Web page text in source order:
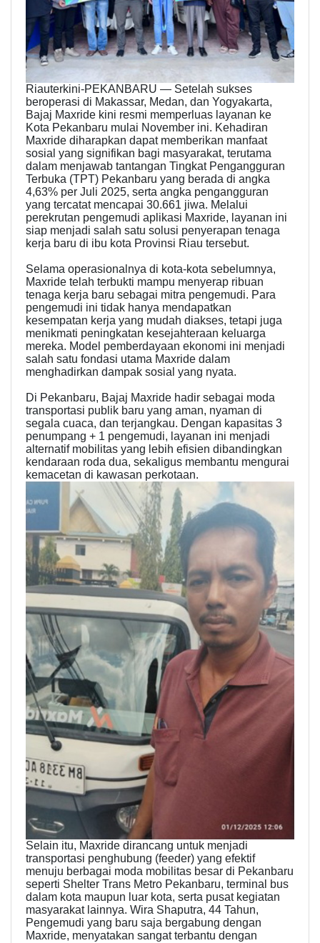
Riauterkini-PEKANBARU — Setelah sukses
beroperasi di Makassar, Medan, dan Yogyakarta,
Bajaj Maxride kini resmi memperluas layanan ke
Kota Pekanbaru mulai November ini. Kehadiran
Maxride diharapkan dapat memberikan manfaat
sosial yang signifikan bagi masyarakat, terutama
dalam menjawab tantangan Tingkat Pengangguran
Terbuka (TPT) Pekanbaru yang berada di angka
4,63% per Juli 2025, serta angka pengangguran
yang tercatat mencapai 30.661 jiwa. Melalui
perekrutan pengemudi aplikasi Maxride, layanan ini
siap menjadi salah satu solusi penyerapan tenaga
kerja baru di ibu kota Provinsi Riau tersebut.
Selama operasionalnya di kota-kota sebelumnya,
Maxride telah terbukti mampu menyerap ribuan
tenaga kerja baru sebagai mitra pengemudi. Para
pengemudi ini tidak hanya mendapatkan
kesempatan kerja yang mudah diakses, tetapi juga
menikmati peningkatan kesejahteraan keluarga
mereka. Model pemberdayaan ekonomi ini menjadi
salah satu fondasi utama Maxride dalam
menghadirkan dampak sosial yang nyata.
Di Pekanbaru, Bajaj Maxride hadir sebagai moda
transportasi publik baru yang aman, nyaman di
segala cuaca, dan terjangkau. Dengan kapasitas 3
penumpang + 1 pengemudi, layanan ini menjadi
alternatif mobilitas yang lebih efisien dibandingkan
kendaraan roda dua, sekaligus membantu mengurai
kemacetan di kawasan perkotaan.
Selain itu, Maxride dirancang untuk menjadi
transportasi penghubung (feeder) yang efektif
menuju berbagai moda mobilitas besar di Pekanbaru
seperti Shelter Trans Metro Pekanbaru, terminal bus
dalam kota maupun luar kota, serta pusat kegiatan
masyarakat lainnya. Wira Shaputra, 44 Tahun,
Pengemudi yang baru saja bergabung dengan
Maxride, menyatakan sangat terbantu dengan